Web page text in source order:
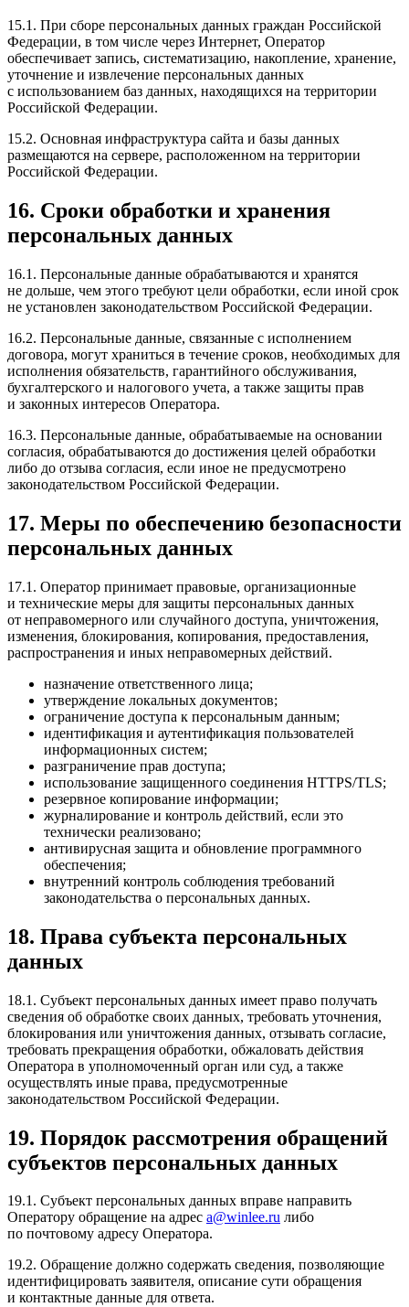
15.1. При сборе персональных данных граждан Российской
Федерации, в том числе через Интернет, Оператор
обеспечивает запись, систематизацию, накопление, хранение,
уточнение и извлечение персональных данных
с использованием баз данных, находящихся на территории
Российской Федерации.
15.2. Основная инфраструктура сайта и базы данных
размещаются на сервере, расположенном на территории
Российской Федерации.
16. Сроки обработки и хранения
персональных данных
16.1. Персональные данные обрабатываются и хранятся
не дольше, чем этого требуют цели обработки, если иной срок
не установлен законодательством Российской Федерации.
16.2. Персональные данные, связанные с исполнением
договора, могут храниться в течение сроков, необходимых для
исполнения обязательств, гарантийного обслуживания,
бухгалтерского и налогового учета, а также защиты прав
и законных интересов Оператора.
16.3. Персональные данные, обрабатываемые на основании
согласия, обрабатываются до достижения целей обработки
либо до отзыва согласия, если иное не предусмотрено
законодательством Российской Федерации.
17. Меры по обеспечению безопасности
персональных данных
17.1. Оператор принимает правовые, организационные
и технические меры для защиты персональных данных
от неправомерного или случайного доступа, уничтожения,
изменения, блокирования, копирования, предоставления,
распространения и иных неправомерных действий.
назначение ответственного лица;
утверждение локальных документов;
ограничение доступа к персональным данным;
идентификация и аутентификация пользователей
информационных систем;
разграничение прав доступа;
использование защищенного соединения HTTPS/TLS;
резервное копирование информации;
журналирование и контроль действий, если это
технически реализовано;
антивирусная защита и обновление программного
обеспечения;
внутренний контроль соблюдения требований
законодательства о персональных данных.
18. Права субъекта персональных
данных
18.1. Субъект персональных данных имеет право получать
сведения об обработке своих данных, требовать уточнения,
блокирования или уничтожения данных, отзывать согласие,
требовать прекращения обработки, обжаловать действия
Оператора в уполномоченный орган или суд, а также
осуществлять иные права, предусмотренные
законодательством Российской Федерации.
19. Порядок рассмотрения обращений
субъектов персональных данных
19.1. Субъект персональных данных вправе направить
Оператору обращение на адрес a@winlee.ru либо
по почтовому адресу Оператора.
19.2. Обращение должно содержать сведения, позволяющие
идентифицировать заявителя, описание сути обращения
и контактные данные для ответа.